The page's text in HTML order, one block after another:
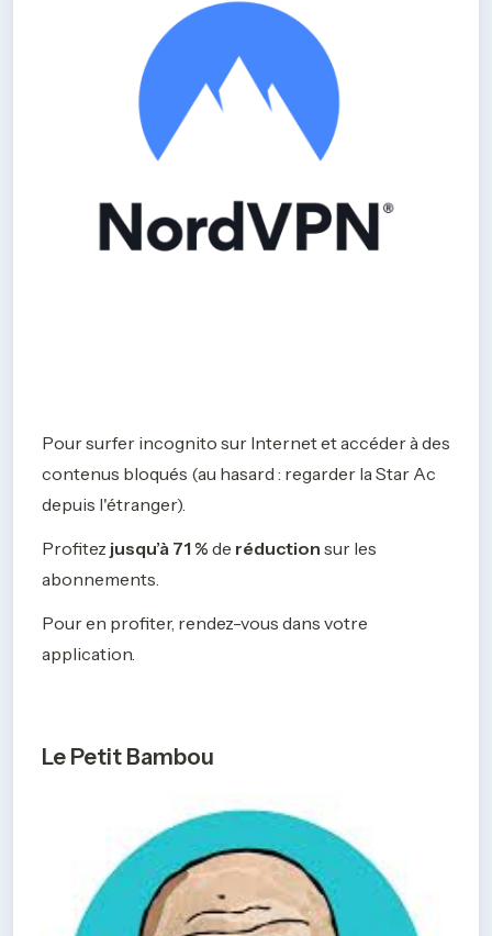
Pour surfer incognito sur Internet et accéder à des
contenus bloqués (au hasard : regarder la Star Ac
depuis l'étranger).
Profitez jusqu’à 71 % de réduction sur les
abonnements.
Pour en profiter, rendez-vous dans votre
application.
Le Petit Bambou